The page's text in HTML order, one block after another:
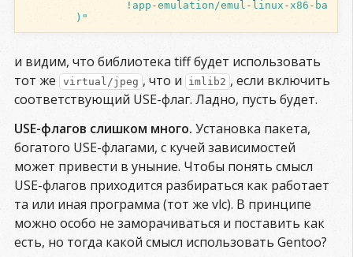
upnp : Enables support for the
Intel SDK stack based UPnP discovery module
instead of CyberLink.
video4linux (using linux-headers or userspace
libv4l libraries)
vaapi
: Enable Video
Acceleration API for hardware decoding
- -
: Enables VCD with
navigation via libvcdinfo (depends on cdio)
- - vdpau : Enable the Video Decode
and Presentation API for Unix acceleration
interface
- - vlm : New videolan (media)
manager (vlm), a little manager designed to
launch and manage multiple streams from within
one instance of VLC.
- - vnc : Enable VNC (remote
!app-emulation/emul-linux-x86-
        )"
и видим, что библиотека tiff будет использовать
тот же
virtual/jpeg , что и imlib2 , если включить
соответствующий USE-флаг. Ладно, пусть будет.
USE-флагов слишком много. Установка пакета,
богатого USE-флагами, с кучей зависимостей
может привести в уныние. Чтобы понять смысл
USE-флагов приходится разбираться как работает
та или иная программа (тот же vlc). В принципе
можно особо не заморачиваться и поставить как
есть, но тогда какой смысл использовать Gentoo?